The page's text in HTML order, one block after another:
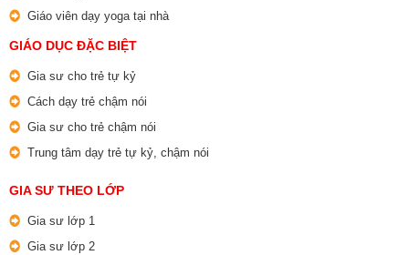
Giáo viên dạy yoga tại nhà
GIÁO DỤC ĐẶC BIỆT
Gia sư cho trẻ tự kỷ
Cách dạy trẻ chậm nói
Gia sư cho trẻ chậm nói
Trung tâm dạy trẻ tự kỷ, chậm nói
GIA SƯ THEO LỚP
Gia sư lớp 1
Gia sư lớp 2